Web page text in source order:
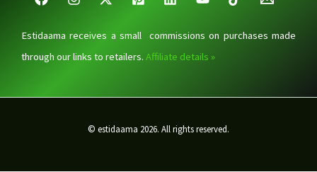
Estidaama receives a small commissions on purchases made
through our links to retailers. Affiliate details »
© estidaama 2026. All rights reserved.